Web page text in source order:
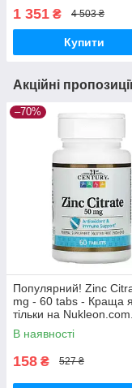
1 351 ₴ 4 503 ₴
Купити
Акційні
–70%
Популярний! Zinc
mg - 60 tabs - Краща
тільки на
В наявності
158 ₴ 527 ₴